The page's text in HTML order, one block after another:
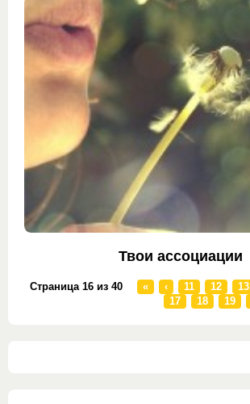
Твои ассоциации
Страница 16 из 40 « ‹ 11 12 13
17
18 19